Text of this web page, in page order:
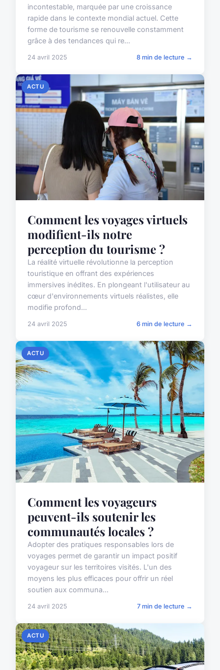
incontestable, marquée par une croissance
rapide dans le contexte mondial actuel. Cette
forme de tourisme se renouvelle constamment
grâce à des tendances qui re...
24 avril 2025 8 min de lecture →
ACTU
Comment les voyages virtuels
modifient-ils notre
perception du tourisme ?
La réalité virtuelle révolutionne la perception
touristique en offrant des expériences
immersives inédites. En plongeant l'utilisateur au
cœur d'environnements virtuels réalistes, elle
modifie profond...
24 avril 2025 6 min de lecture →
ACTU
Comment les voyageurs
peuvent-ils soutenir les
communautés locales ?
Adopter des pratiques responsables lors de
voyages permet de garantir un impact positif
voyageur sur les territoires visités. L'un des
moyens les plus efficaces pour offrir un réel
soutien aux communa...
24 avril 2025 7 min de lecture →
ACTU